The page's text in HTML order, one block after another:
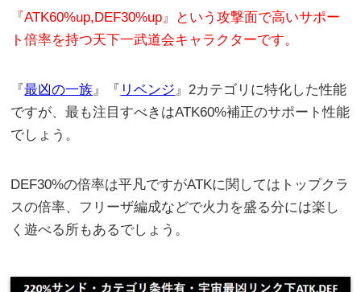
『ATK60%up,DEF30%up』という攻撃面で高いサポー
ト倍率を持つ天下一武道会キャラクターです。
『最凶の一族』『 リベンジ』2カテゴリに特化した性能
ですが、最も注目すべきはATK60%補正のサポート性能
でしょう。
DEF30%の倍率は平凡ですがATKに関してはトップクラ
スの倍率、フリーザ編成などで火力を盛る分には楽し
く遊べる所もあるでしょう。